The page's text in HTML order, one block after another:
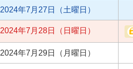
2024年7月27日（土曜日）
2024年7月28日（日曜日）
2024年7月29日（月曜日）